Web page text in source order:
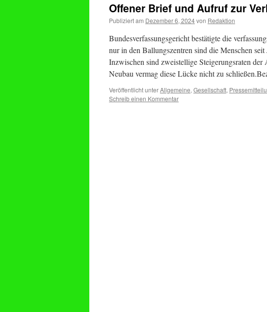
Offener Brief und Aufruf zur
Publiziert am Dezember 6, 2024von Redaktion
Bundesverfassungsgericht bestätigte die
nur in den Ballungszentren sind die Menschen
Inzwischen sind zweistellige Steigerungsraten
Neubau vermag diese Lücke nicht zu
Veröffentlicht unterAllgemeine, Gesellschaft,
Schreib einen Kommentar